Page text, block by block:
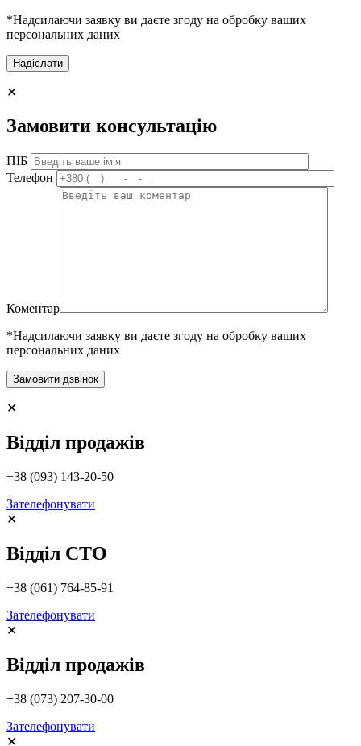
*Надсилаючи заявку ви даєте згоду на обробку ваших
персональних даних
✕
Замовити консультацію
ПІБ
Телефон
Коментар
*Надсилаючи заявку ви даєте згоду на обробку ваших
персональних даних
✕
Відділ продажів
+38 (093) 143-20-50
Зателефонувати
✕
Відділ СТО
+38 (061) 764-85-91
Зателефонувати
✕
Відділ продажів
+38 (073) 207-30-00
Зателефонувати
✕